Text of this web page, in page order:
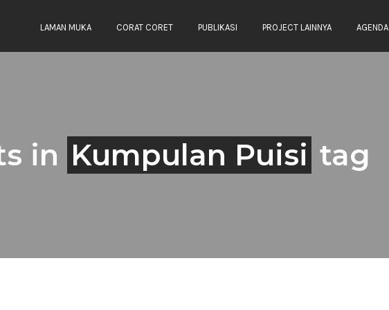
LAMAN MUKA CORAT CORET PUBLIKASI PROJECT LAINNYA AGENDA
in Kumpulan Puisi tag